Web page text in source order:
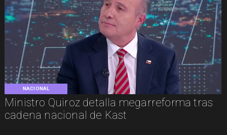
NACIONAL
Ministro Quiroz detalla megarreforma tras
cadena nacional de Kast